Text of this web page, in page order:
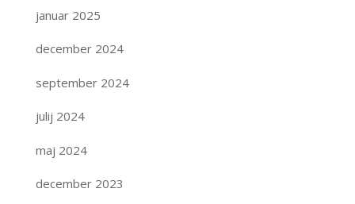
januar 2025
december 2024
september 2024
julij 2024
maj 2024
december 2023